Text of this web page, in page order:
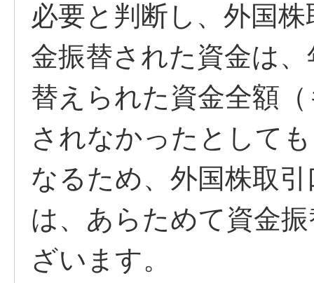
必要と判断し、外国
金振替された資金は
替えられた資金全額
されなかったとして
なるため、外国株取
は、あらためて資金
ざいます。